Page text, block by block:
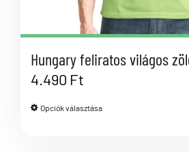
Hungary feliratos világos
4.490 Ft
Opciók választása